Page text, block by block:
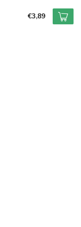
€3,89